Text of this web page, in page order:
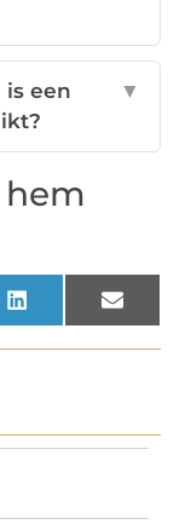
een
▼
LinkedInEmail